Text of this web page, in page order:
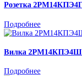
Розетка
Подробнее
Вилка
Подробнее